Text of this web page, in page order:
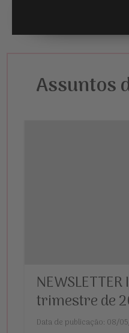
Assuntos
NEWSLETTER
trimestre de
Data de publicação: 08/